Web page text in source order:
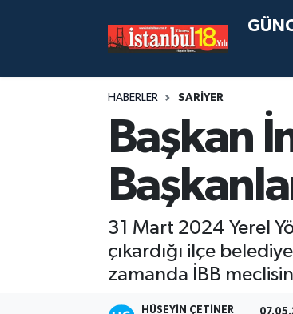
HABERLER SARİYER
Başkan
31 Mart 2024 Yerel
çıkardığı ilçe
zamanda İBB
HÜSEYIN ÇETINER